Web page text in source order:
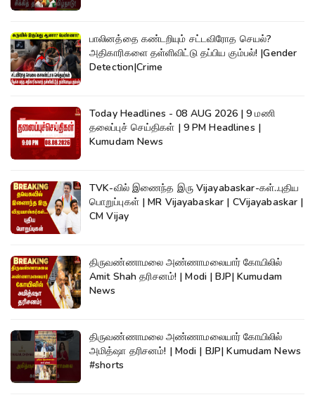
பாலினத்தை கண்டறியும் சட்டவிரோத செயல்?
அதிகாரிகளை தள்ளிவிட்டு தப்பிய கும்பல்! |Gender
Detection|Crime
Today Headlines - 08 AUG 2026 | 9 மணி
தலைப்புச் செய்திகள் | 9 PM Headlines |
Kumudam News
TVK-வில் இணைந்த இரு Vijayabaskar-கள்..புதிய
பொறுப்புகள் | MR Vijayabaskar | CVijayabaskar |
CM Vijay
திருவண்ணாமலை அண்ணாமலையார் கோயிலில்
Amit Shah தரிசனம்! | Modi | BJP| Kumudam
News
திருவண்ணாமலை அண்ணாமலையார் கோயிலில்
அமித்ஷா தரிசனம்! | Modi | BJP| Kumudam News
#shorts